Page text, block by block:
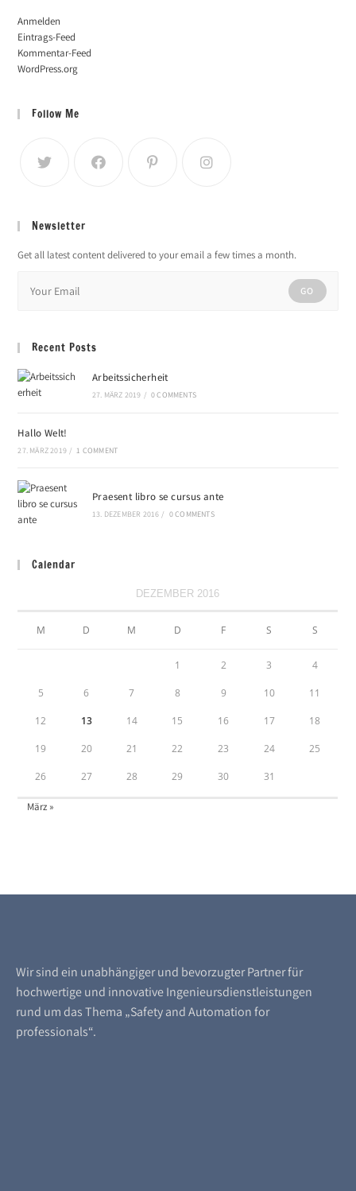
Anmelden
Eintrags-Feed
Kommentar-Feed
WordPress.org
Follow Me
Newsletter
Get all latest content delivered to your email a few times a month.
GO
Recent Posts
Arbeitssicherheit
27. MÄRZ 2019 / 0 COMMENTS
Hallo Welt!
27. MÄRZ 2019 / 1 COMMENT
Praesent libro se cursus ante
13. DEZEMBER 2016 / 0 COMMENTS
Calendar
DEZEMBER 2016
M D M D F S S
1 2 3 4
5 6 7 8 9 10 11
12 13 14 15 16 17 18
19 20 21 22 23 24 25
26 27 28 29 30 31
März »
Wir sind ein unabhängiger und bevorzugter Partner für
hochwertige und innovative Ingenieursdienstleistungen
rund um das Thema „Safety and Automation for
professionals“.